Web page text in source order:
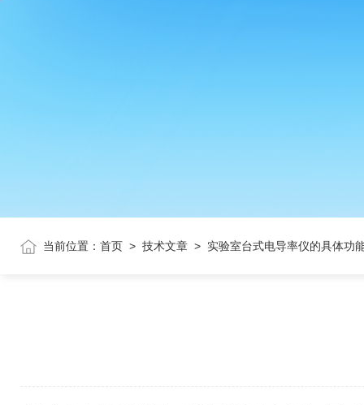
当前位置： 首页 > 技术文章 > 实验室台式电导率仪的具体功